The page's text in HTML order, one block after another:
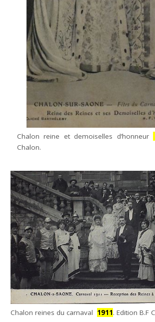
Chalon reine et demoiselles d’honneur
Chalon.
Chalon reines du carnaval 1911. Edition B.F